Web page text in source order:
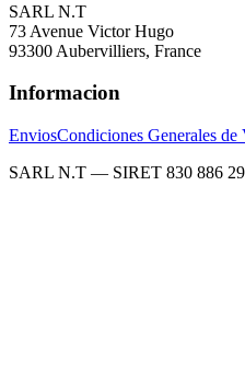
SARL N.T
73 Avenue Victor Hugo
93300 Aubervilliers, France
Informacion
EnviosCondiciones Generales de
SARL N.T — SIRET 830 886